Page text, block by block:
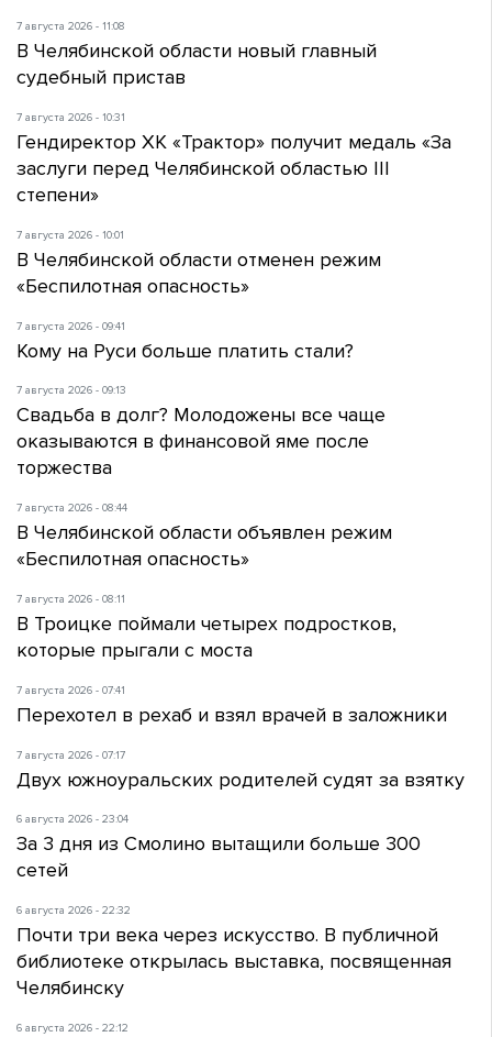
7 августа 2026 - 11:08
В Челябинской области новый главный
судебный пристав
7 августа 2026 - 10:31
Гендиректор ХК «Трактор» получит медаль «За
заслуги перед Челябинской областью III
степени»
7 августа 2026 - 10:01
В Челябинской области отменен режим
«Беспилотная опасность»
7 августа 2026 - 09:41
Кому на Руси больше платить стали?
7 августа 2026 - 09:13
Свадьба в долг? Молодожены все чаще
оказываются в финансовой яме после
торжества
7 августа 2026 - 08:44
В Челябинской области объявлен режим
«Беспилотная опасность»
7 августа 2026 - 08:11
В Троицке поймали четырех подростков,
которые прыгали с моста
7 августа 2026 - 07:41
Перехотел в рехаб и взял врачей в заложники
7 августа 2026 - 07:17
Двух южноуральских родителей судят за взятку
6 августа 2026 - 23:04
За 3 дня из Смолино вытащили больше 300
сетей
6 августа 2026 - 22:32
Почти три века через искусство. В публичной
библиотеке открылась выставка, посвященная
Челябинску
6 августа 2026 - 22:12